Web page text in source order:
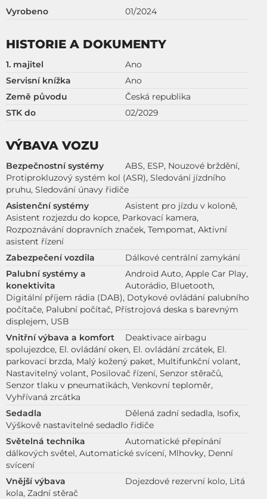
Vyrobeno 01/2024
HISTORIE A DOKUMENTY
1. majitel
Ano
Servisní knížka
Ano
Země původu
Česká republika
STK do
02/2029
VÝBAVA VOZU
Bezpečnostní systémy
ABS, ESP, Nouzové brždění,
Protiprokluzový systém kol (ASR), Sledování jízdního
pruhu, Sledování únavy řidiče
Asistenční systémy
Asistent pro jízdu v koloně,
Asistent rozjezdu do kopce, Parkovací kamera,
Rozpoznávání dopravních značek, Tempomat, Aktivní
asistent řízení
Zabezpečení vozdila
Dálkové centrální zamykání
Palubní systémy a
konektivita
Android Auto, Apple Car Play,
Autorádio, Bluetooth,
Digitální příjem rádia (DAB), Dotykové ovládání palubního
počítače, Palubní počítač, Přístrojová deska s barevným
displejem, USB
Vnitřní výbava a komfort
Deaktivace airbagu
spolujezdce, El. ovládání oken, El. ovládání zrcátek, El.
parkovací brzda, Malý kožený paket, Multifunkční volant,
Nastavitelný volant, Posilovač řízení, Senzor stěračů,
Senzor tlaku v pneumatikách, Venkovní teploměr,
Vyhřívaná zrcátka
Sedadla
Dělená zadní sedadla, Isofix,
Výškově nastavitelné sedadlo řidiče
Světelná technika
Automatické přepínání
dálkových světel, Automatické svícení, Mlhovky, Denní
svícení
Vnější výbava
Dojezdové rezervní kolo, Litá
kola, Zadní stěrač